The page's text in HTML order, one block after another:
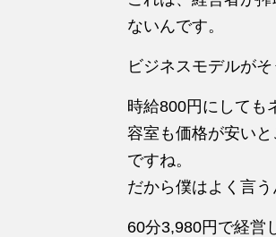
ないんです。
ビジネスモデルが
時給800円にしても
容室も価格が安い
ですね。
だから僕はよく言う
60分3,980円で経営